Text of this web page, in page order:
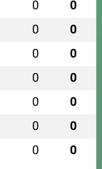
0 0
0 0
0 0
0 0
0 0
0 0
0 0